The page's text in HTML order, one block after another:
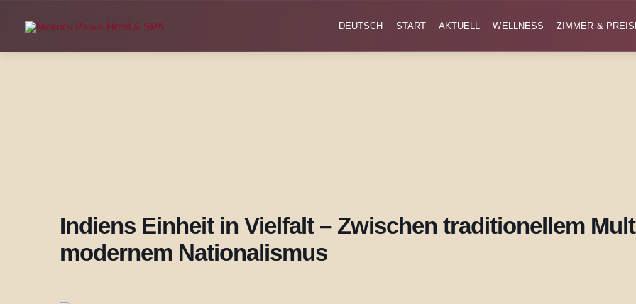
DEUTSCH START AKTUELL WELLNESS ZIMMER &
Indiens Einheit in Vielfalt – Zwischen traditionellem
modernem Nationalismus